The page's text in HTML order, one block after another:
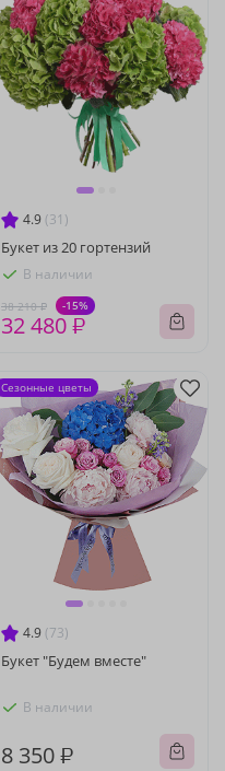
4.9 (31)
Букет из 20 гортензий
В наличии
38 210 ₽ -15%
32 480 ₽
4.9 (73)
Букет "Будем вместе"
В наличии
8 350 ₽
Сезонные цветы